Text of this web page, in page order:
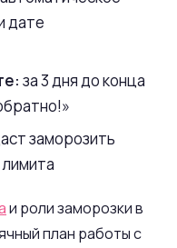
дате
за 3 дня до конца
заморозить
и роли заморозки в
план работы с